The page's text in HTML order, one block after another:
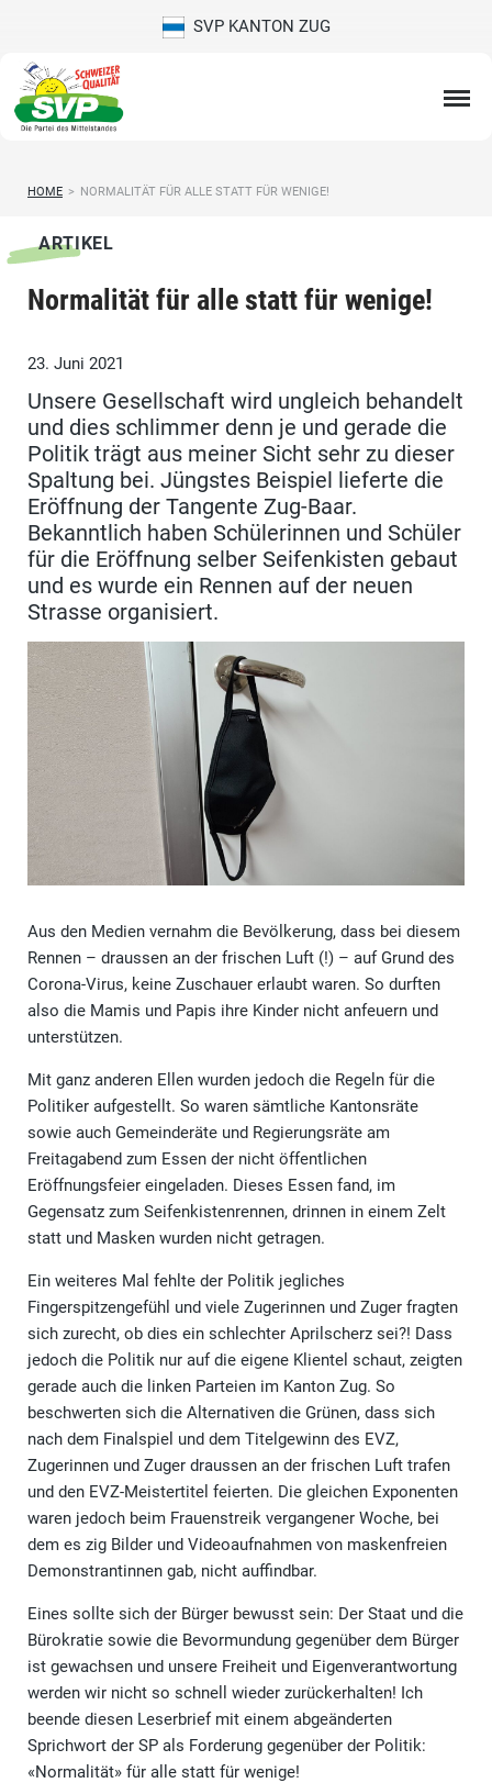
SVP KANTON ZUG
HOME > NORMALITÄT FÜR ALLE STATT FÜR WENIGE!
ARTIKEL
Normalität für alle statt für wenige!
23. Juni 2021
Unsere Gesellschaft wird ungleich behandelt
und dies schlimmer denn je und gerade die
Politik trägt aus meiner Sicht sehr zu dieser
Spaltung bei. Jüngstes Beispiel lieferte die
Eröffnung der Tangente Zug-Baar.
Bekanntlich haben Schülerinnen und Schüler
für die Eröffnung selber Seifenkisten gebaut
und es wurde ein Rennen auf der neuen
Strasse organisiert.
Aus den Medien vernahm die Bevölkerung, dass bei diesem
Rennen – draussen an der frischen Luft (!) – auf Grund des
Corona-Virus, keine Zuschauer erlaubt waren. So durften
also die Mamis und Papis ihre Kinder nicht anfeuern und
unterstützen.
Mit ganz anderen Ellen wurden jedoch die Regeln für die
Politiker aufgestellt. So waren sämtliche Kantonsräte
sowie auch Gemeinderäte und Regierungsräte am
Freitagabend zum Essen der nicht öffentlichen
Eröffnungsfeier eingeladen. Dieses Essen fand, im
Gegensatz zum Seifenkistenrennen, drinnen in einem Zelt
statt und Masken wurden nicht getragen.
Ein weiteres Mal fehlte der Politik jegliches
Fingerspitzengefühl und viele Zugerinnen und Zuger fragten
sich zurecht, ob dies ein schlechter Aprilscherz sei?! Dass
jedoch die Politik nur auf die eigene Klientel schaut, zeigten
gerade auch die linken Parteien im Kanton Zug. So
beschwerten sich die Alternativen die Grünen, dass sich
nach dem Finalspiel und dem Titelgewinn des EVZ,
Zugerinnen und Zuger draussen an der frischen Luft trafen
und den EVZ-Meistertitel feierten. Die gleichen Exponenten
waren jedoch beim Frauenstreik vergangener Woche, bei
dem es zig Bilder und Videoaufnahmen von maskenfreien
Demonstrantinnen gab, nicht auffindbar.
Eines sollte sich der Bürger bewusst sein: Der Staat und die
Bürokratie sowie die Bevormundung gegenüber dem Bürger
ist gewachsen und unsere Freiheit und Eigenverantwortung
werden wir nicht so schnell wieder zurückerhalten! Ich
beende diesen Leserbrief mit einem abgeänderten
Sprichwort der SP als Forderung gegenüber der Politik:
«Normalität» für alle statt für wenige!